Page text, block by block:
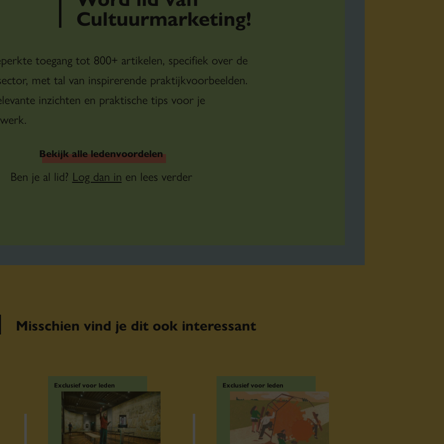
Cultuurmarketing!
toegang tot 800+ artikelen, specifiek over de
met tal van inspirerende praktijkvoorbeelden.
inzichten en praktische tips voor je
Bekijk alle ledenvoordelen
Ben je al lid? Log dan in en lees verder
Misschien vind je dit ook interessant
Exclusief voor leden Exclusief voor leden